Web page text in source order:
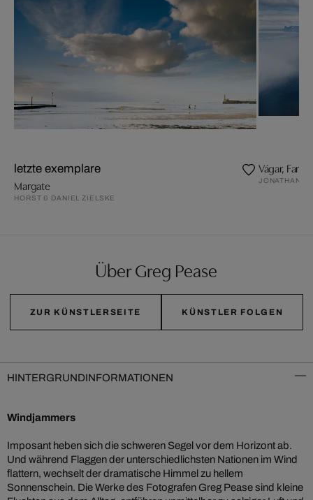
letzte exemplare
Margate
HORST & DANIEL ZIELSKE
Vágar,
JONATHAN
Über Greg Pease
ZUR KÜNSTLERSEITE KÜNSTLER FOLGEN
HINTERGRUNDINFORMATIONEN
Windjammers
Imposant heben sich die schweren Segel vor dem Horizont ab.
Und während Flaggen der unterschiedlichsten Nationen im Wind
flattern, wechselt der dramatische Himmel zu hellem
Sonnenschein. Die Werke des Fotografen Greg Pease sind kleine